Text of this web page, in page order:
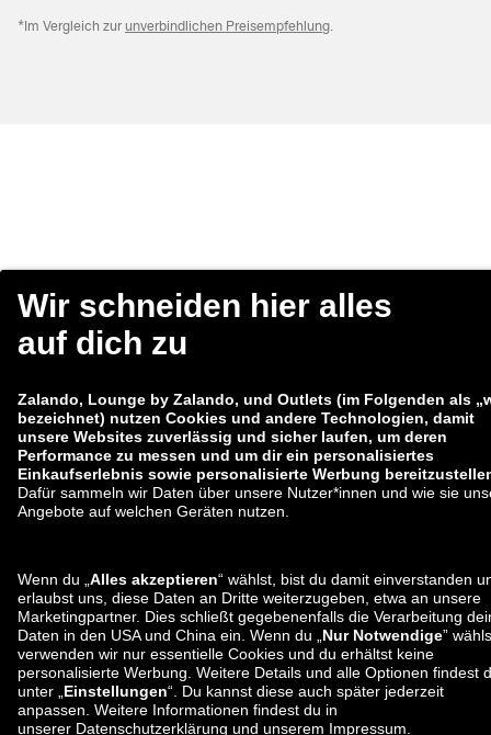
*Im Vergleich zur unverbindlichen Preisempfehlung